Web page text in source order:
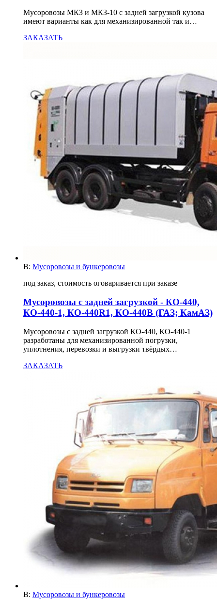
Мусоровозы МКЗ и МКЗ-10 с задней загрузкой кузова
имеют варианты как для механизированной так и…
ЗАКАЗАТЬ
В: Мусоровозы и бункеровозы
под заказ, стоимость оговаривается при заказе
Мусоровозы с задней загрузкой - КО-440,
КО-440-1, КО-440R1, КО-440В (ГАЗ; КамАЗ)
Мусоровозы с задней загрузкой КО-440, КО-440-1
разработаны для механизированной погрузки,
уплотнения, перевозки и выгрузки твёрдых…
ЗАКАЗАТЬ
В: Мусоровозы и бункеровозы